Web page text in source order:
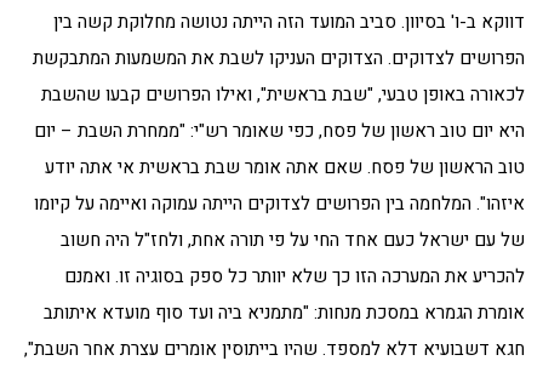
דווקא ב-ו' בסיוון. סביב המועד הזה הייתה נטושה מחלוקת קשה בין
הפרושים לצדוקים. הצדוקים העניקו לשבת את המשמעות המתבקשת
לכאורה באופן טבעי, "שבת בראשית", ואילו הפרושים קבעו שהשבת
היא יום טוב ראשון של פסח, כפי שאומר רש"י: "ממחרת השבת – יום
טוב הראשון של פסח. שאם אתה אומר שבת בראשית אי אתה יודע
איזהו". המלחמה בין הפרושים לצדוקים הייתה עמוקה ואיימה על קיומו
של עם ישראל כעם אחד החי על פי תורה אחת, ולחז"ל היה חשוב
להכריע את המערכה הזו כך שלא יוותר כל ספק בסוגיה זו. ואמנם
אומרת הגמרא במסכת מנחות: "מתמניא ביה ועד סוף מועדא איתותב
חגא דשבועיא דלא למספד. שהיו בייתוסין אומרים עצרת אחר השבת",